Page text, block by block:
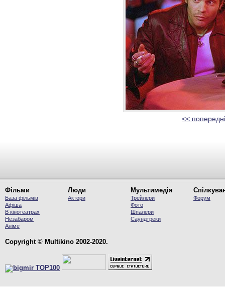
<<
Фільми
База фільмів
Афіша
В кінотеатрах
Незабаром
Аніме
Люди
Актори
Мультимедія
Трейлери
Фото
Шпалери
Саундтреки
Форум
Copyright © Multikino 2002-2020.